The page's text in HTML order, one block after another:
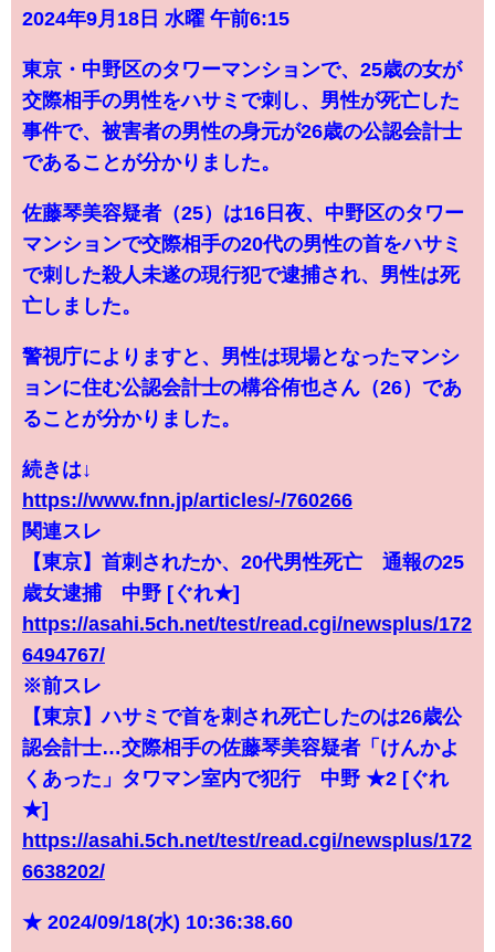
2024年9月18日 水曜 午前6:15
東京・中野区のタワーマンションで、25歳の女が
交際相手の男性をハサミで刺し、男性が死亡した
事件で、被害者の男性の身元が26歳の公認会計士
であることが分かりました。
佐藤琴美容疑者（25）は16日夜、中野区のタワー
マンションで交際相手の20代の男性の首をハサミ
で刺した殺人未遂の現行犯で逮捕され、男性は死
亡しました。
警視庁によりますと、男性は現場となったマンシ
ョンに住む公認会計士の構谷侑也さん（26）であ
ることが分かりました。
続きは↓
https://www.fnn.jp/articles/-/760266
関連スレ
【東京】首刺されたか、20代男性死亡 通報の25
歳女逮捕 中野 [ぐれ★]
https://asahi.5ch.net/test/read.cgi/newsplus/172
6494767/
※前スレ
【東京】ハサミで首を刺され死亡したのは26歳公
認会計士…交際相手の佐藤琴美容疑者「けんかよ
くあった」タワマン室内で犯行 中野 ★2 [ぐれ
★]
https://asahi.5ch.net/test/read.cgi/newsplus/172
6638202/
★ 2024/09/18(水) 10:36:38.60